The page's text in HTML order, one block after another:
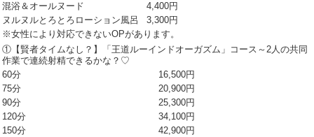
混浴＆オールヌード
4,400円
ヌルヌルとろとろローション風呂
3,300円
※女性により対応できないOPがあります。
①【賢者タイムなし？】「王道ルーインドオーガズム」コース～2人の共同
作業で連続射精できるかな？♡
60分
16,500円
75分
20,900円
90分
25,300円
120分
34,100円
150分
42,900円